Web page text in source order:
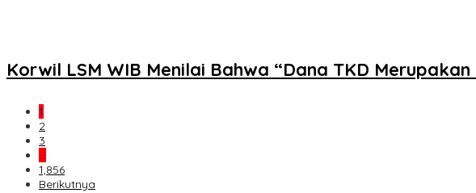
Korwil LSM WIB Menilai Bahwa “Dana TKD
1
2
3
…
1,856
Berikutnya